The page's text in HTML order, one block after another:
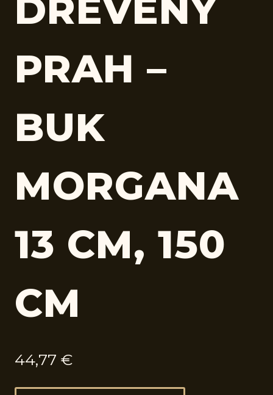
DREVENÝ
PRAH –
BUK
MORGANA
13 CM, 150
CM
44,77 €